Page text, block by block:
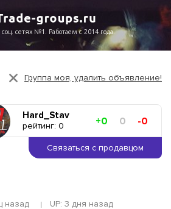
сетях №1. Работаем с 2014 года.
Группа моя, удалить объявление!
Hard_Stav
рейтинг: 0 +0 0 -0
Связаться с продавцом
назад
UP: 3 дня назад